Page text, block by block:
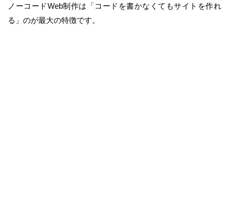
ノーコードWeb制作は「コードを書かなくてもサイトを作れ
る」のが最大の特徴です。